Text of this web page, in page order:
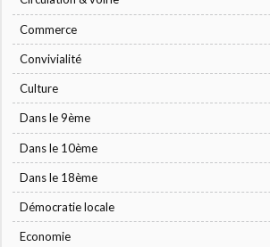
Commerce
Convivialité
Culture
Dans le 9ème
Dans le 10ème
Dans le 18ème
Démocratie locale
Economie